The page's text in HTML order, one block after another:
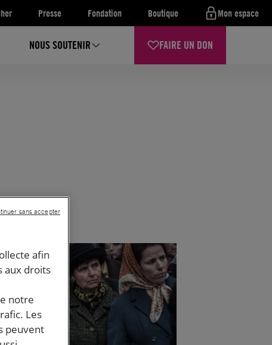
Presse Fondation Boutique Mon espace
NOUS SOUTENIR FAIRE UN DON
afin
aux droits
notre
Les
peuvent
sans accepter